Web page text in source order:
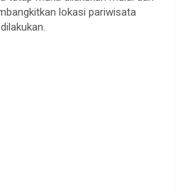
lokasi pariwisata